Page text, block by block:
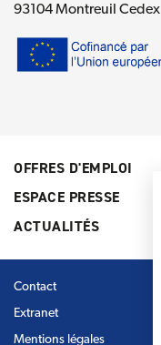
93104 Montreuil Cedex
OFFRES D'EMPLOI
ESPACE PRESSE
ACTUALITÉS
Contact
Extranet
Mentions légales